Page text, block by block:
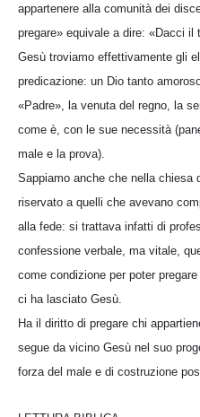
appartenere alla comunità dei
pregare» equivale a dire: «Dacci il
Gesù troviamo effettivamente gli
predicazione: un Dio tanto
«Padre», la venuta del regno, la
come è, con le sue necessità
male e la prova).
Sappiamo anche che nella chiesa
riservato a quelli che avevano
alla fede: si trattava infatti di
confessione verbale, ma vitale,
come condizione per poter
ci ha lasciato Gesù.
Ha il diritto di pregare chi
segue da vicino Gesù nel suo
forza del male e di costruzione